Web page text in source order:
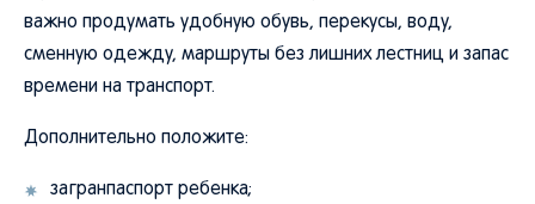
важно продумать удобную обувь, перекусы, воду,
сменную одежду, маршруты без лишних лестниц и запас
времени на транспорт.
Дополнительно положите:
загранпаспорт ребенка;